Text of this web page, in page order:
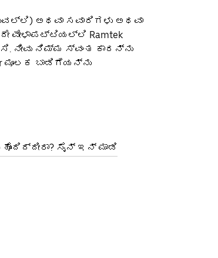
ಅಥವಾ ಸವಾರಿಗಳು ಅಥವಾ
Ramtek
ನೀವು ನಿಮ್ಮ ಸ್ವಂತ ಕಾರನ್ನು
ಮೂಲಕ ಬಾಡಿಗೆಯನ್ನು
ಸೈನ್ ಇನ್ ಮಾಡಿ